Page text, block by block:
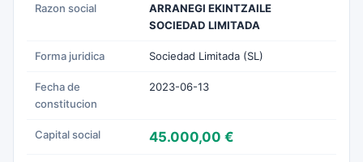
Razon social
ARRANEGI EKINTZAILE
SOCIEDAD LIMITADA
Forma juridica Sociedad Limitada (SL)
Fecha de
constitucion
2023-06-13
Capital social 45.000,00 €